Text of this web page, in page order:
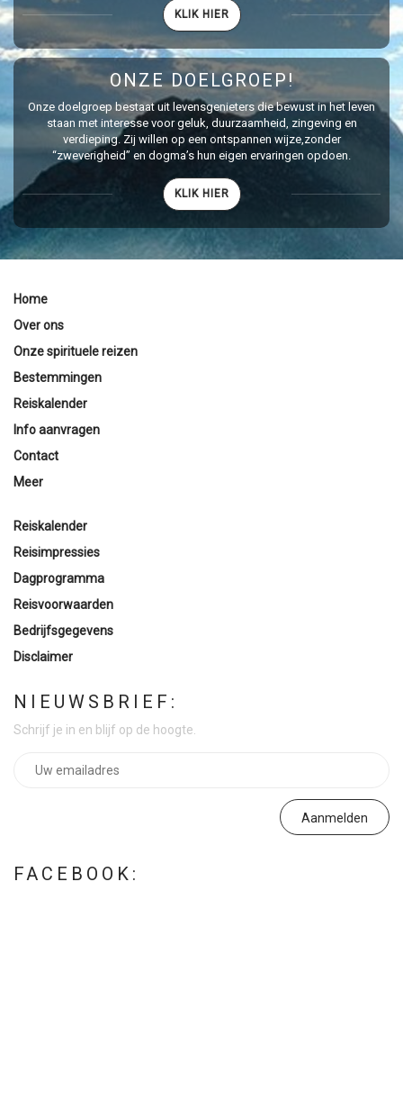
KLIK HIER
ONZE DOELGROEP!
Onze doelgroep bestaat uit levensgenieters die bewust in het leven
staan met interesse voor geluk, duurzaamheid, zingeving en
verdieping. Zij willen op een ontspannen wijze,zonder
“zweverigheid” en dogma’s hun eigen ervaringen opdoen.
KLIK HIER
Home
Over ons
Onze spirituele reizen
Bestemmingen
Reiskalender
Info aanvragen
Contact
Meer
Reiskalender
Reisimpressies
Dagprogramma
Reisvoorwaarden
Bedrijfsgegevens
Disclaimer
NIEUWSBRIEF:
Schrijf je in en blijf op de hoogte.
FACEBOOK: